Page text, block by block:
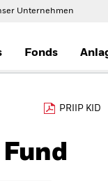
Unternehmen
Fonds
PRIIP KID